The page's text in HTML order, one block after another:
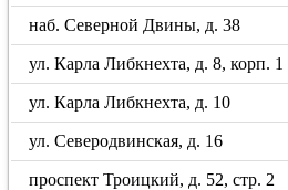
наб. Северной Двины, д. 38
ул. Карла Либкнехта, д. 8, корп. 1
ул. Карла Либкнехта, д. 10
ул. Северодвинская, д. 16
проспект Троицкий, д. 52, стр. 2